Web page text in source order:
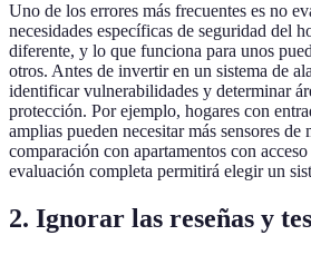
Uno de los errores más frecuentes es no
necesidades específicas de seguridad del
diferente, y lo que funciona para unos
otros. Antes de invertir en un sistema de
identificar vulnerabilidades y determinar
protección. Por ejemplo, hogares con
amplias pueden necesitar más sensores de
comparación con apartamentos con
evaluación completa permitirá elegir un
2. Ignorar las reseñas y